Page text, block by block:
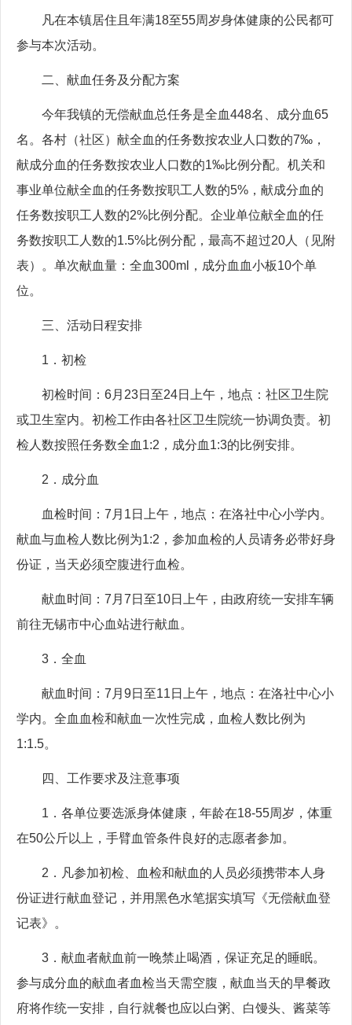
凡在本镇居住且年满18至55周岁身体健康的公民都可
参与本次活动。
二、献血任务及分配方案
今年我镇的无偿献血总任务是全血448名、成分血65
名。各村（社区）献全血的任务数按农业人口数的7‰，
献成分血的任务数按农业人口数的1‰比例分配。机关和
事业单位献全血的任务数按职工人数的5%，献成分血的
任务数按职工人数的2%比例分配。企业单位献全血的任
务数按职工人数的1.5%比例分配，最高不超过20人（见附
表）。单次献血量：全血300ml，成分血血小板10个单
位。
三、活动日程安排
1．初检
初检时间：6月23日至24日上午，地点：社区卫生院
或卫生室内。初检工作由各社区卫生院统一协调负责。初
检人数按照任务数全血1:2，成分血1:3的比例安排。
2．成分血
血检时间：7月1日上午，地点：在洛社中心小学内。
献血与血检人数比例为1:2，参加血检的人员请务必带好身
份证，当天必须空腹进行血检。
献血时间：7月7日至10日上午，由政府统一安排车辆
前往无锡市中心血站进行献血。
3．全血
献血时间：7月9日至11日上午，地点：在洛社中心小
学内。全血血检和献血一次性完成，血检人数比例为
1:1.5。
四、工作要求及注意事项
1．各单位要选派身体健康，年龄在18-55周岁，体重
在50公斤以上，手臂血管条件良好的志愿者参加。
2．凡参加初检、血检和献血的人员必须携带本人身
份证进行献血登记，并用黑色水笔据实填写《无偿献血登
记表》。
3．献血者献血前一晚禁止喝酒，保证充足的睡眠。
参与成分血的献血者血检当天需空腹，献血当天的早餐政
府将作统一安排，自行就餐也应以白粥、白馒头、酱菜等